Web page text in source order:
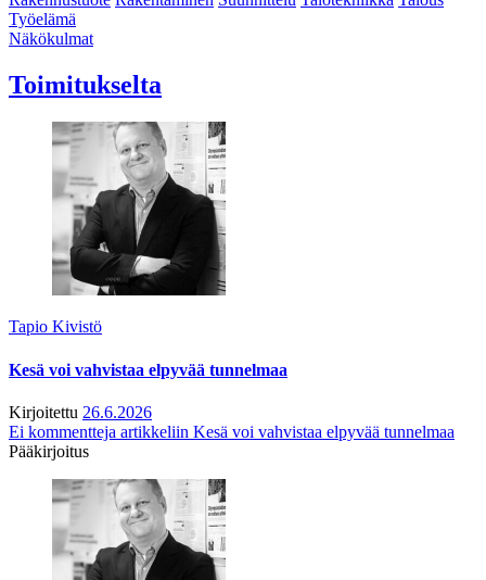
Työelämä
Näkökulmat
Toimitukselta
Tapio Kivistö
Kesä voi vahvistaa elpyvää tunnelmaa
Kirjoitettu 26.6.2026
Ei kommentteja artikkeliin Kesä voi vahvistaa elpyvää tunnelmaa
Pääkirjoitus